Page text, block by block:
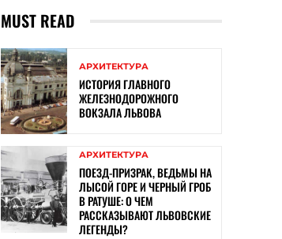
MUST READ
АРХИТЕКТУРА
ИСТОРИЯ ГЛАВНОГО
ЖЕЛЕЗНОДОРОЖНОГО
ВОКЗАЛА ЛЬВОВА
АРХИТЕКТУРА
ПОЕЗД-ПРИЗРАК, ВЕДЬМЫ НА
ЛЫСОЙ ГОРЕ И ЧЕРНЫЙ ГРОБ
В РАТУШЕ: О ЧЕМ
РАССКАЗЫВАЮТ ЛЬВОВСКИЕ
ЛЕГЕНДЫ?